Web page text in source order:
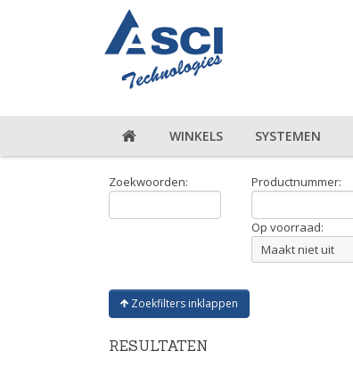
WINKELS SYSTEMEN
Zoekwoorden: Productnummer:
Op voorraad:
Zoekfilters inklappen
RESULTATEN